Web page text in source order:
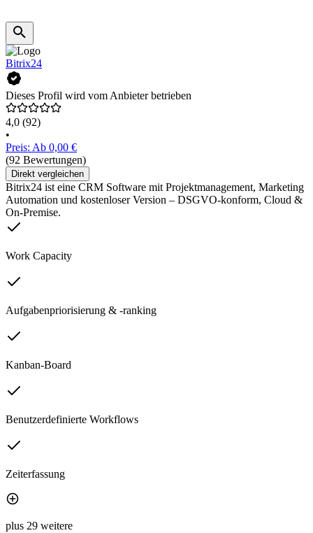
Bitrix24
Dieses Profil wird vom Anbieter betrieben
4,0 (92)
•
Preis: Ab 0,00 €
(92 Bewertungen)
Direkt vergleichen
Bitrix24 ist eine CRM Software mit Projektmanagement, Marketing
Automation und kostenloser Version – DSGVO-konform, Cloud &
On-Premise.
Work Capacity
Aufgabenpriorisierung & -ranking
Kanban-Board
Benutzerdefinierte Workflows
Zeiterfassung
plus 29 weitere